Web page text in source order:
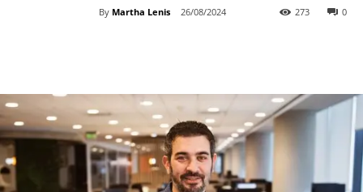
By Martha Lenis 26/08/2024 0
273